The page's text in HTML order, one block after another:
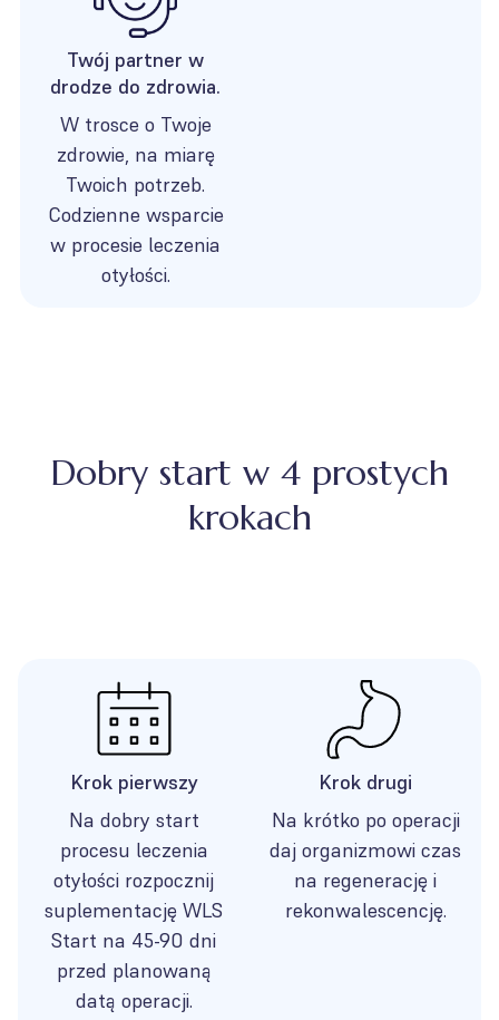
W trosce o Twoje
zdrowie, na miarę
Twoich potrzeb.
Codzienne wsparcie
w procesie leczenia
otyłości.
Twój partner w
drodze do zdrowia.
Dobry start w 4 prostych
krokach
Na dobry start
procesu leczenia
otyłości rozpocznij
suplementację WLS
Start na 45-90 dni
przed planowaną
datą operacji.
Krok pierwszy
Na krótko po operacji
daj organizmowi czas
na regenerację i
rekonwalescencję.
Krok drugi